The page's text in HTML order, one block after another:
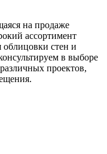
на продаже
ассортимент
облицовки стен и
в выборе
проектов,